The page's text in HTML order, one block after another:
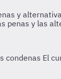
y
penas y las
condenas El